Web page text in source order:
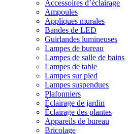
Accessoires d’éclairage
Ampoules
Appliques murales
Bandes de LED
Guirlandes lumineuses
Lampes de bureau
Lampes de salle de bains
Lampes de table
Lampes sur pied
Lampes suspendues
Plafonniers
Éclairage de jardin
Éclairage des plantes
Appareils de bureau
Bricolage